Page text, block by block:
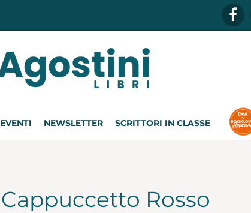
EVENTI NEWSLETTER SCRITTORI IN CLASSE
Cappuccetto Rosso